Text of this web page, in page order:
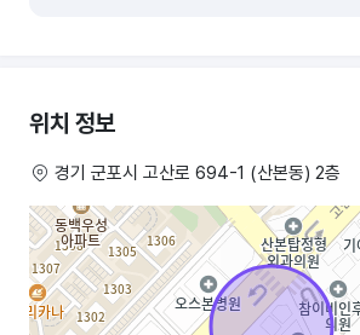
주변에학원.학교.병원.아파트단지들이 많이있구요
간판이꺼져있어도손님이오실정도로 핫한위치입니다
아이가생겨급하게내놓습니다
위치 정보
경기 군포시 고산로 694-1 (산본동) 2층